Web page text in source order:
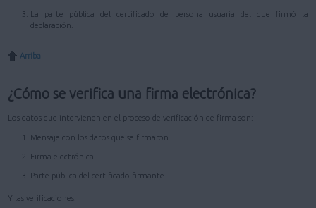
La parte pública del certificado de persona usuaria del que firmó la
declaración.
Arriba
¿Cómo se verifica una firma electrónica?
Los datos que intervienen en el proceso de verificación de firma son:
Mensaje con los datos que se firmaron.
Firma electrónica.
Parte pública del certificado firmante.
Y las verificaciones: